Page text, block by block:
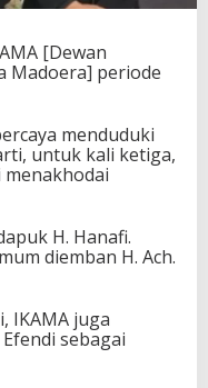
[Dewan
Madoera] periode
menduduki
untuk kali ketiga,
H. Hanafi.
diemban H. Ach.
IKAMA juga
sebagai